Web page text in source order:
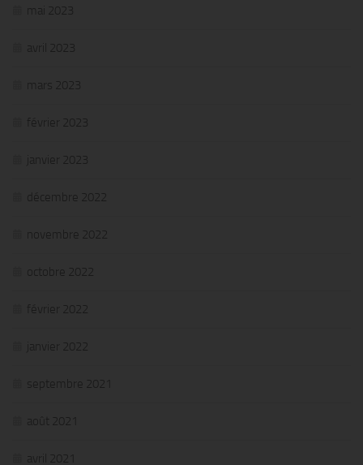
mai 2023
avril 2023
mars 2023
février 2023
janvier 2023
décembre 2022
novembre 2022
octobre 2022
février 2022
janvier 2022
septembre 2021
août 2021
avril 2021